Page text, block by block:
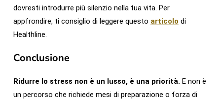
dovresti introdurre più silenzio nella tua vita. Per
appfrondire, ti consiglio di leggere questo articolo di
Healthline.
Conclusione
Ridurre lo stress non è un lusso, è una priorità. E non è
un percorso che richiede mesi di preparazione o forza di